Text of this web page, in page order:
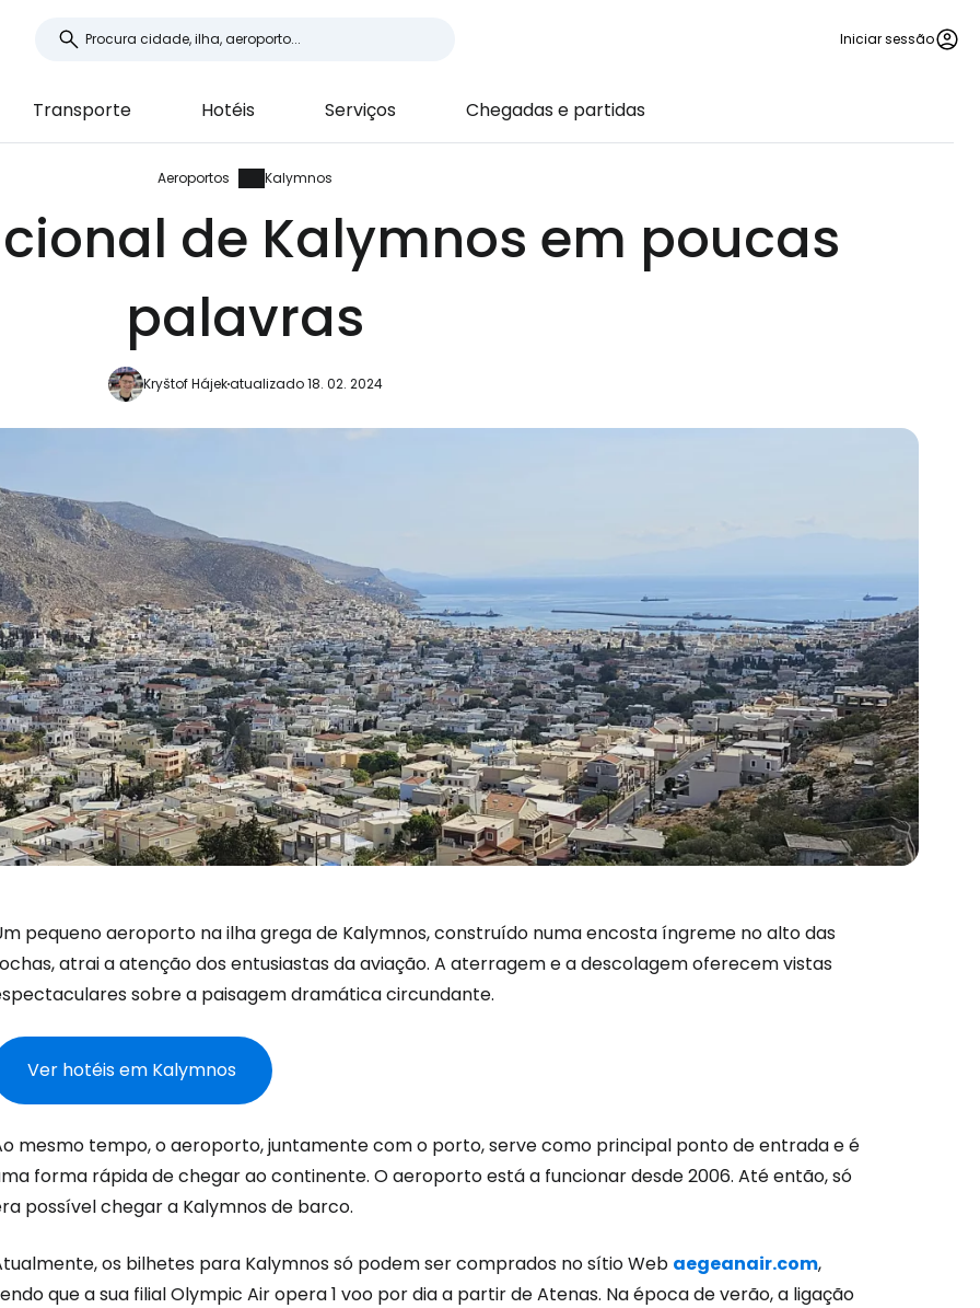
Iniciar sessão
Transporte Hotéis Serviços Chegadas e partidas
Aeroportos Kalymnos
de Kalymnos em poucas
palavras
Kryštof Hájekatualizado 18. 02. 2024
pequeno aeroporto na ilha grega de Kalymnos, construído numa encosta íngreme no alto das
atrai a atenção dos entusiastas da aviação. A aterragem e a descolagem oferecem vistas
sobre a paisagem dramática circundante.
Ver hotéis em Kalymnos
mesmo tempo, o aeroporto, juntamente com o porto, serve como principal ponto de entrada e é
forma rápida de chegar ao continente. O aeroporto está a funcionar desde 2006. Até então, só
possível chegar a Kalymnos de barco.
os bilhetes para Kalymnos só podem ser comprados no sítio Web aegeanair.com,
que a sua filial Olympic Air opera 1 voo por dia a partir de Atenas. Na época de verão, a ligação
Iniciar sessão no Cestee
... a comunidade mundial de viajantes